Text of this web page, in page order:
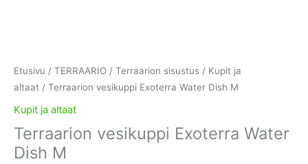
Etusivu / TERRAARIO / Terraarion sisustus / Kupit ja
altaat / Terraarion vesikuppi Exoterra Water Dish M
Kupit ja altaat
Terraarion vesikuppi Exoterra Water
Dish M